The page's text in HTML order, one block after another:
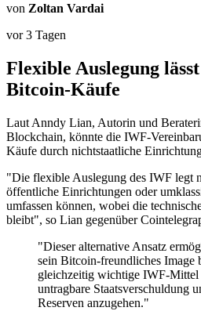
von Zoltan Vardai
vor 3 Tagen
Flexible Auslegung
Bitcoin-Käufe
Laut Anndy Lian, Autorin und
Blockchain, könnte die IWF-
Käufe durch nichtstaatliche
"Die flexible Auslegung des IWF legt
öffentliche Einrichtungen oder
umfassen können, wobei die
bleibt", so Lian gegenüber
"Dieser alternative Ansatz
sein Bitcoin-freundliches Image
gleichzeitig wichtige IWF-Mittel
untragbare Staatsverschuldung
Reserven anzugehen."